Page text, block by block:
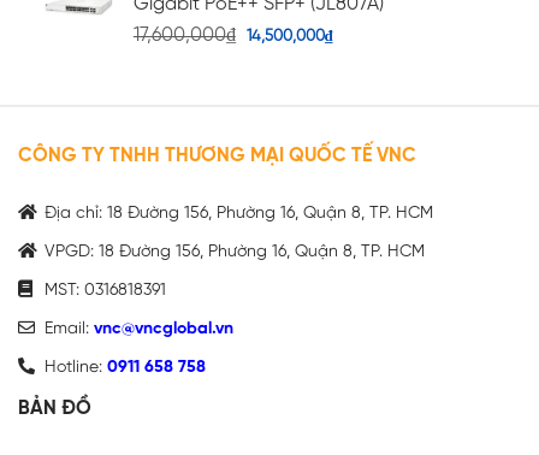
Gigabit PoE++ SFP+ (JL807A)
17,600,000₫ 14,500,000₫
CÔNG TY TNHH THƯƠNG MẠI QUỐC TẾ VNC
Địa chỉ: 18 Đường 156, Phường 16, Quận 8, TP. HCM
VPGD: 18 Đường 156, Phường 16, Quận 8, TP. HCM
MST: 0316818391
Email: vnc@vncglobal.vn
Hotline: 0911 658 758
BẢN ĐỒ